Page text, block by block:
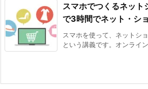
スマホでつくるネット
で3時間でネット・シ
スマホを使って、ネットシ
という講義です。オンライ